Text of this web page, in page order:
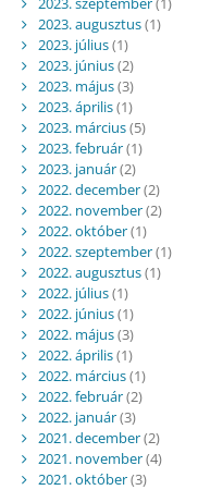
2023. augusztus(1)
2023. július(1)
2023. június(2)
2023. május(3)
2023. április(1)
2023. március(5)
2023. február(1)
2023. január(2)
2022. december(2)
2022. november(2)
2022. október(1)
2022. szeptember(1)
2022. augusztus(1)
2022. július(1)
2022. június(1)
2022. május(3)
2022. április(1)
2022. március(1)
2022. február(2)
2022. január(3)
2021. december(2)
2021. november(4)
2021. október(3)